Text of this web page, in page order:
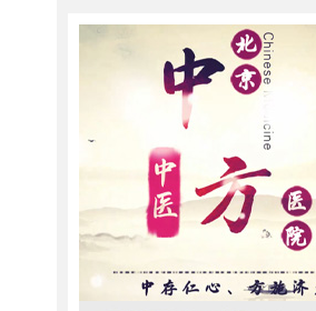
随着小雪节气的到来，天气逐渐转
冷，人体也迎来了新的挑战。不少中
老年朋友开始感到头晕恶心、出虚
汗，甚至伴随着 勃起障碍 的困扰。这
些症状看似毫无关联，实则都与我们
[详细]
随着小雪节气的悄然而至，寒风渐
起，万物收藏。 勃起障碍 ，对于不少
中老年人而言，这个季节不仅带来了
寒冷，还可能伴随着一种莫名的头晕